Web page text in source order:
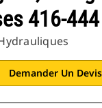
416-444
Demander Un Devis